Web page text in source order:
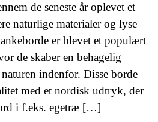
de seneste år oplevet et
naturlige materialer og lyse
er blevet et populært
de skaber en behagelig
indenfor. Disse borde
med et nordisk udtryk, der
i f.eks. egetræ […]